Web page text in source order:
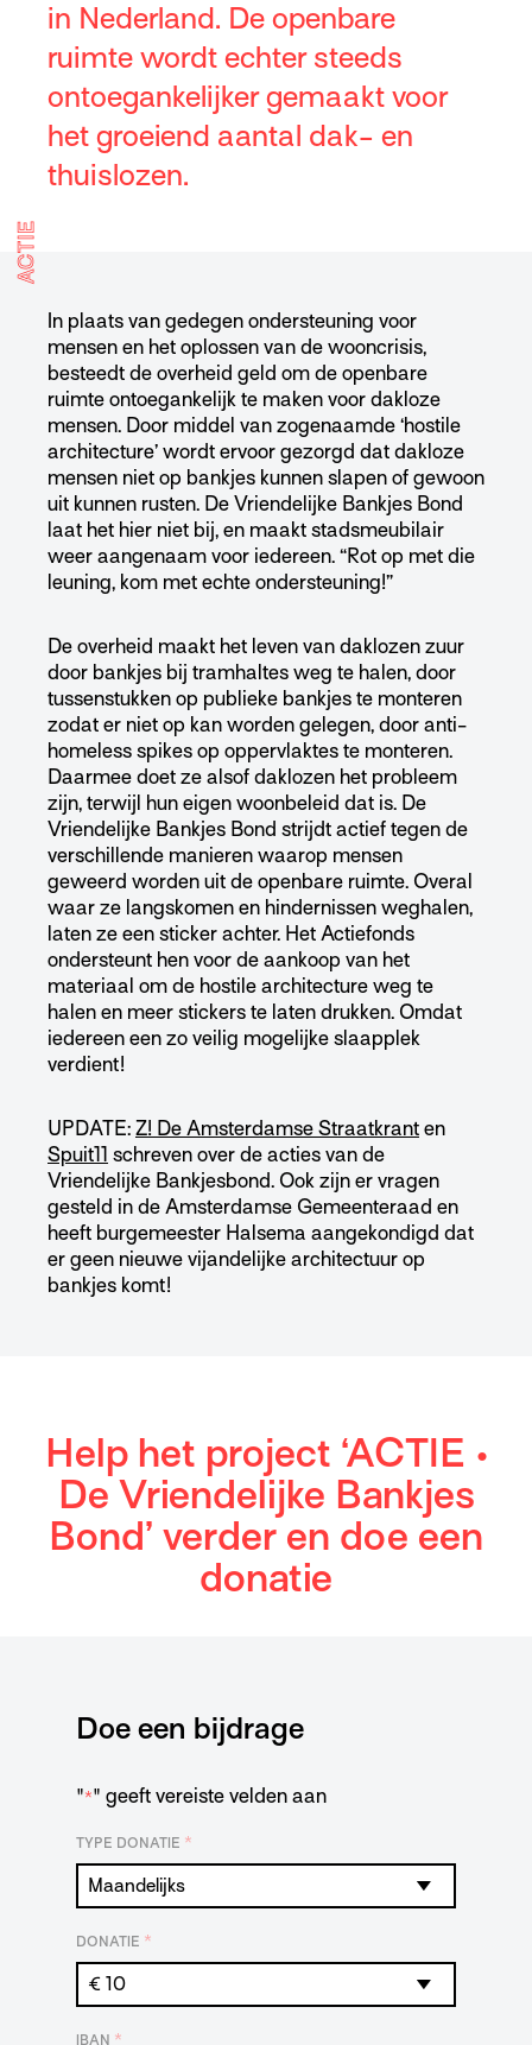
in Nederland. De openbare
ruimte wordt echter steeds
ontoegankelijker gemaakt voor
het groeiend aantal dak- en
thuislozen.
ACTIE
In plaats van gedegen ondersteuning voor
mensen en het oplossen van de wooncrisis,
besteedt de overheid geld om de openbare
ruimte ontoegankelijk te maken voor dakloze
mensen. Door middel van zogenaamde ‘hostile
architecture’ wordt ervoor gezorgd dat dakloze
mensen niet op bankjes kunnen slapen of gewoon
uit kunnen rusten. De Vriendelijke Bankjes Bond
laat het hier niet bij, en maakt stadsmeubilair
weer aangenaam voor iedereen. “Rot op met die
leuning, kom met echte ondersteuning!”
De overheid maakt het leven van daklozen zuur
door bankjes bij tramhaltes weg te halen, door
tussenstukken op publieke bankjes te monteren
zodat er niet op kan worden gelegen, door anti-
homeless spikes op oppervlaktes te monteren.
Daarmee doet ze alsof daklozen het probleem
zijn, terwijl hun eigen woonbeleid dat is. De
Vriendelijke Bankjes Bond strijdt actief tegen de
verschillende manieren waarop mensen
geweerd worden uit de openbare ruimte. Overal
waar ze langskomen en hindernissen weghalen,
laten ze een sticker achter. Het Actiefonds
ondersteunt hen voor de aankoop van het
materiaal om de hostile architecture weg te
halen en meer stickers te laten drukken. Omdat
iedereen een zo veilig mogelijke slaapplek
verdient!
UPDATE: Z! De Amsterdamse Straatkrant en
Spuit11 schreven over de acties van de
Vriendelijke Bankjesbond. Ook zijn er vragen
gesteld in de Amsterdamse Gemeenteraad en
heeft burgemeester Halsema aangekondigd dat
er geen nieuwe vijandelijke architectuur op
bankjes komt!
Help het project ‘ACTIE •
De Vriendelijke Bankjes
Bond’ verder en doe een
donatie
Doe een bijdrage
"*" geeft vereiste velden aan
TYPE DONATIE *
DONATIE *
IBAN *